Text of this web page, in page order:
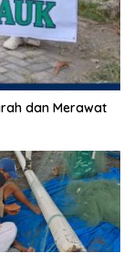
dan Merawat